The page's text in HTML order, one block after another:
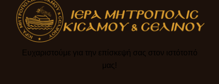
Ευχαριστούμε για την επίσκεψή σας στον ιστότοπό
μας!​